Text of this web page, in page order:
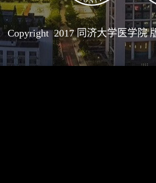
Copyright 2017 同济大学医学院